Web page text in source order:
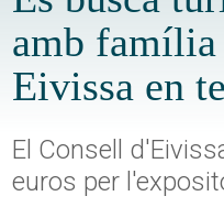
amb
Eivissa en
El Consell
euros per